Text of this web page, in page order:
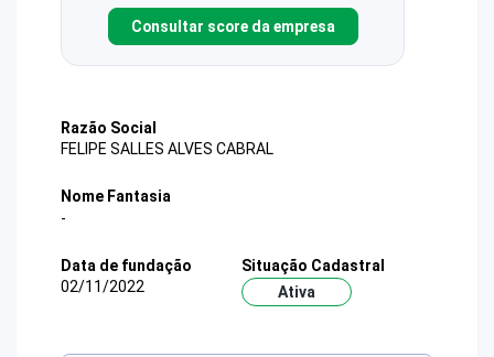
Consultar score da empresa
Razão Social
FELIPE SALLES ALVES CABRAL
Nome Fantasia
-
Data de fundação
02/11/2022
Situação Cadastral
Ativa